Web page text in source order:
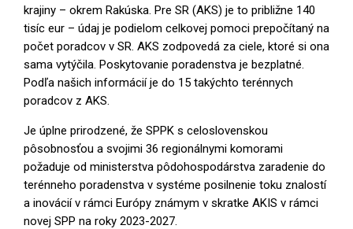
krajiny – okrem Rakúska. Pre SR (AKS) je to približne 140
tisíc eur – údaj je podielom celkovej pomoci prepočítaný na
počet poradcov v SR. AKS zodpovedá za ciele, ktoré si ona
sama vytýčila. Poskytovanie poradenstva je bezplatné.
Podľa našich informácií je do 15 takýchto terénnych
poradcov z AKS.
Je úplne prirodzené, že SPPK s celoslovenskou
pôsobnosťou a svojimi 36 regionálnymi komorami
požaduje od ministerstva pôdohospodárstva zaradenie do
terénneho poradenstva v systéme posilnenie toku znalostí
a inovácií v rámci Európy známym v skratke AKIS v rámci
novej SPP na roky 2023-2027.